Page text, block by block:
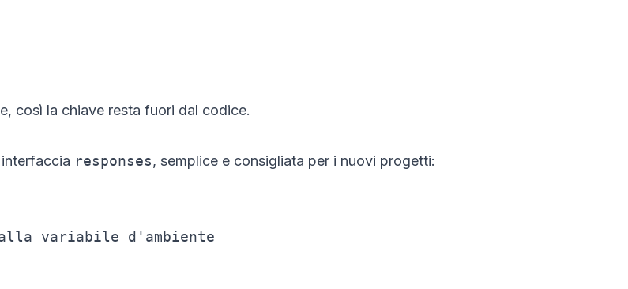
così la chiave resta fuori dal codice.
responses, semplice e consigliata per i nuovi progetti:
variabile d'ambiente